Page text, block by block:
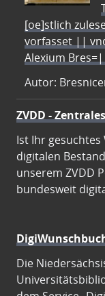
[oe]stlich
vorfasset ||
Alexium
Autor:
ZVDD -
Ist Ihr
digitalen
unserem ZVDD
bundesweit
Die